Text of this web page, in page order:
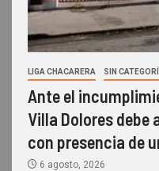
LIGA CHACARERA SIN
Ante el
Villa Dolores debe
con presencia de
6 agosto, 2026